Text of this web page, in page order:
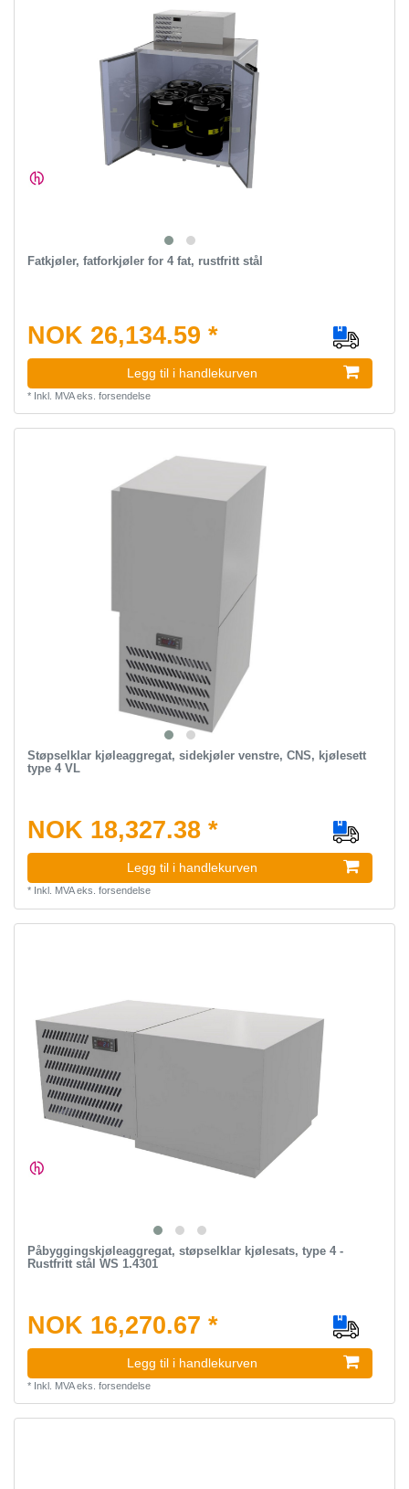
Fatkjøler, fatforkjøler for 4 fat, rustfritt stål
NOK 26,134.59 *
Legg til i handlekurven
* Inkl. MVAeks. forsendelse
Støpselklar kjøleaggregat, sidekjøler venstre, CNS, kjølesett
type 4 VL
NOK 18,327.38 *
Legg til i handlekurven
* Inkl. MVAeks. forsendelse
Påbyggingskjøleaggregat, støpselklar kjølesats, type 4 -
Rustfritt stål WS 1.4301
NOK 16,270.67 *
Legg til i handlekurven
* Inkl. MVAeks. forsendelse